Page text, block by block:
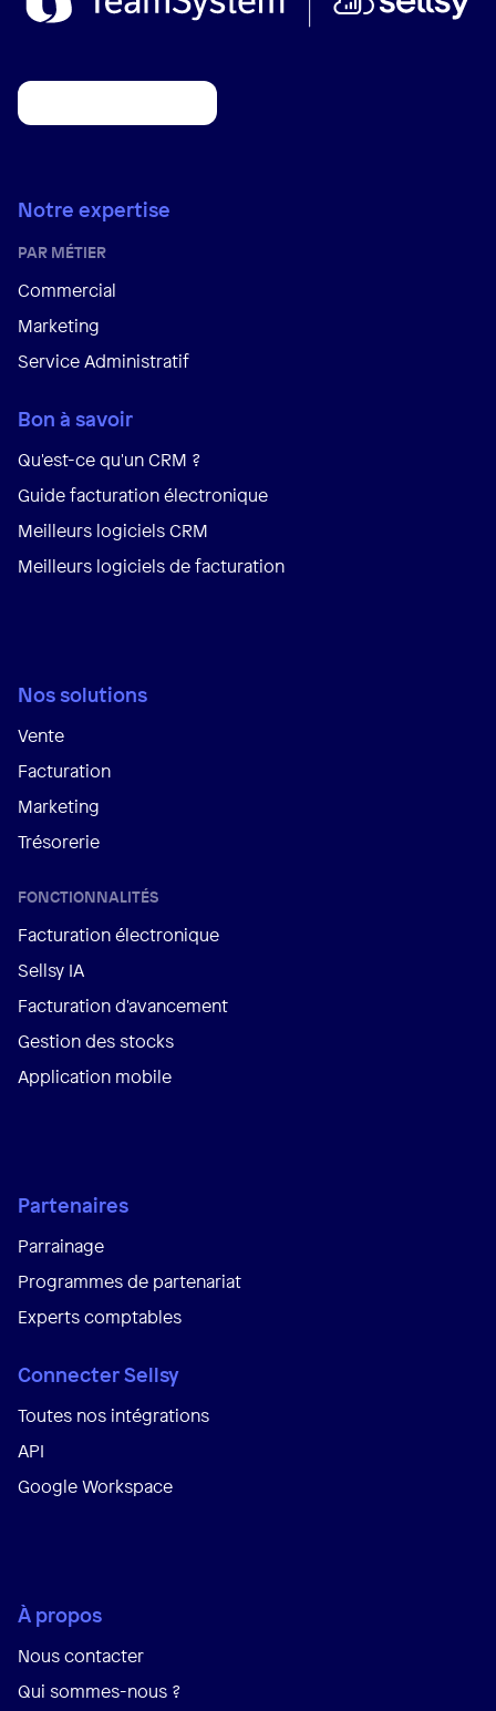
Notre expertise
PAR MÉTIER
Commercial
Marketing
Service Administratif
Bon à savoir
Qu'est-ce qu'un CRM ?
Guide facturation électronique
Meilleurs logiciels CRM
Meilleurs logiciels de facturation
Nos solutions
Vente
Facturation
Marketing
Trésorerie
FONCTIONNALITÉS
Facturation électronique
Sellsy IA
Facturation d'avancement
Gestion des stocks
Application mobile
Partenaires
Parrainage
Programmes de partenariat
Experts comptables
Connecter Sellsy
Toutes nos intégrations
API
Google Workspace
À propos
Nous contacter
Qui sommes-nous ?